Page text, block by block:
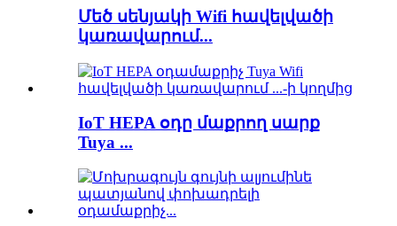
Մեծ սենյակի Wifi հավելվածի
կառավարում...
IoT HEPA օդը մաքրող սարք
Tuya ...